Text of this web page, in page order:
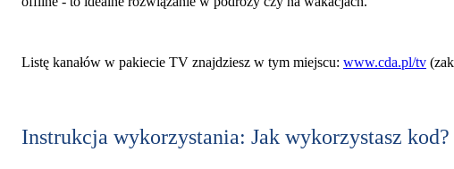
Listę kanałów w pakiecie TV znajdziesz w tym miejscu: www.cda.pl/tv
Instrukcja wykorzystania: Jak wykorzystasz kod?